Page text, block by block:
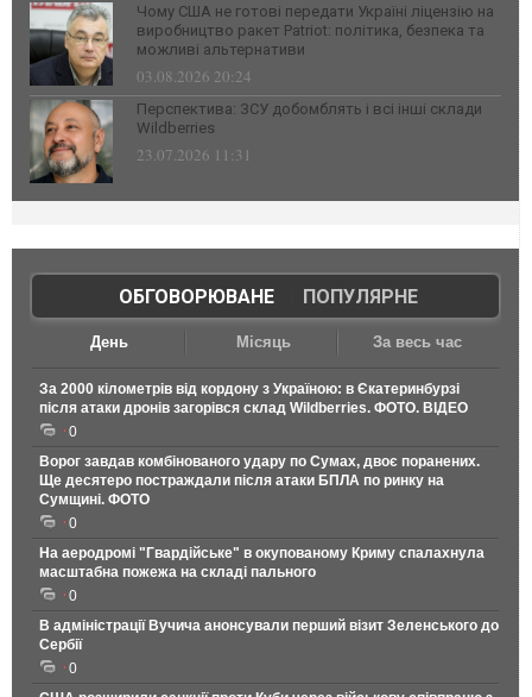
Чому США не готові передати Україні ліцензію на
виробництво ракет Patriot: політика, безпека та
можливі альтернативи
03.08.2026 20:24
Перспектива: ЗСУ добомблять і всі інші склади
Wildberries
23.07.2026 11:31
ОБГОВОРЮВАНЕ| ПОПУЛЯРНЕ
День Місяць За весь час
За 2000 кілометрів від кордону з Україною: в Єкатеринбурзі
після атаки дронів загорівся склад Wildberries. ФОТО. ВІДЕО
0
Ворог завдав комбінованого удару по Сумах, двоє поранених.
Ще десятеро постраждали після атаки БПЛА по ринку на
Сумщині. ФОТО
0
На аеродромі "Гвардійське" в окупованому Криму спалахнула
масштабна пожежа на складі пального
0
В адміністрації Вучича анонсували перший візит Зеленського до
Сербії
0